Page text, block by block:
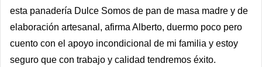
esta panadería Dulce Somos de pan de masa madre y de
elaboración artesanal, afirma Alberto, duermo poco pero
cuento con el apoyo incondicional de mi familia y estoy
seguro que con trabajo y calidad tendremos éxito.